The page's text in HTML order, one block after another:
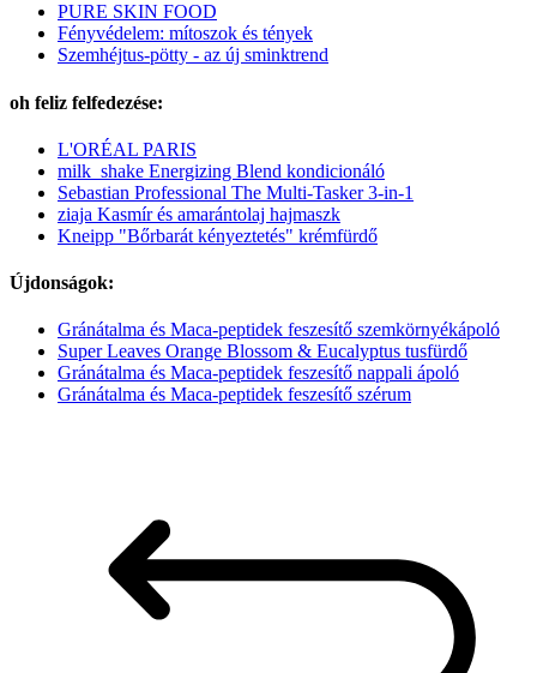
PURE SKIN FOOD
Fényvédelem: mítoszok és tények
Szemhéjtus-pötty - az új sminktrend
oh feliz felfedezése:
L'ORÉAL PARIS
milk_shake Energizing Blend kondicionáló
Sebastian Professional The Multi-Tasker 3-in-1
ziaja Kasmír és amarántolaj hajmaszk
Kneipp "Bőrbarát kényeztetés" krémfürdő
Újdonságok:
Gránátalma és Maca-peptidek feszesítő szemkörnyékápoló
Super Leaves Orange Blossom & Eucalyptus tusfürdő
Gránátalma és Maca-peptidek feszesítő nappali ápoló
Gránátalma és Maca-peptidek feszesítő szérum